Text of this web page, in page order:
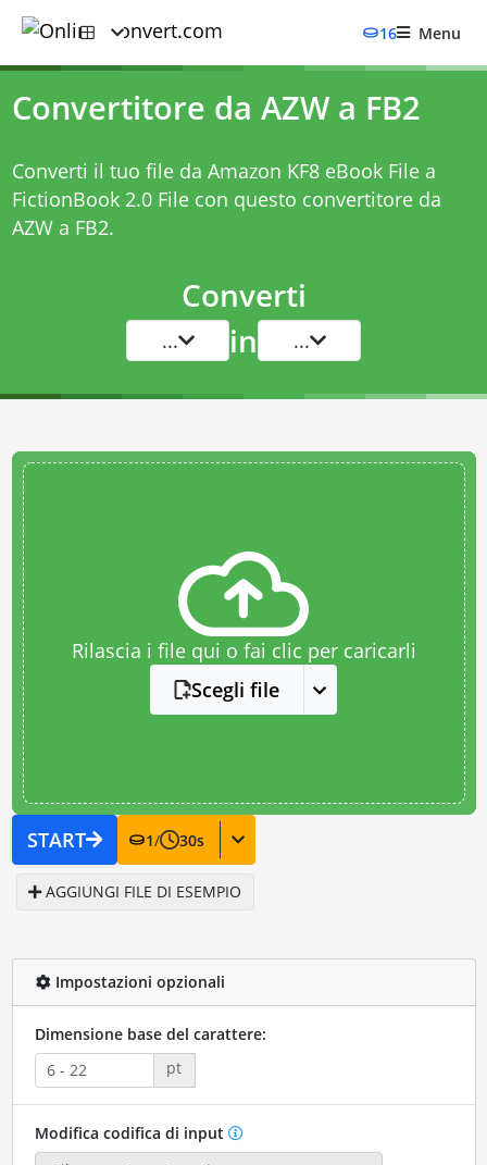
16 Menu
Convertitore da AZW a FB2
Converti il tuo file da Amazon KF8 eBook File a
FictionBook 2.0 File con questo convertitore da
AZW a FB2.
Converti
... in ...
Rilascia i file qui o fai clic per caricarli
Scegli file
START 1/ 30s
AGGIUNGI FILE DI ESEMPIO
Impostazioni opzionali
Dimensione base del carattere:
pt
Modifica codifica di input